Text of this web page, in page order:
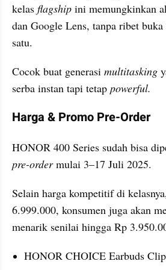
kelas flagship ini memungkinkan
dan Google Lens, tanpa ribet
satu.
Cocok buat generasi multitasking
serba instan tapi tetap powerful.
Harga & Promo Pre-Order
pre-order mulai 3–17 Juli 2025.
Selain harga kompetitif di
6.999.000, konsumen juga akan
menarik senilai hingga Rp
HONOR CHOICE Earbuds